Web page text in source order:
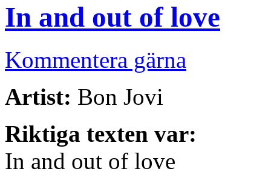
In and out of love
Kommentera gärna
Artist: Bon Jovi
Riktiga texten var:
In and out of love